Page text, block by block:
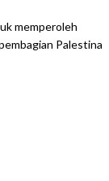
memperoleh
Palestina